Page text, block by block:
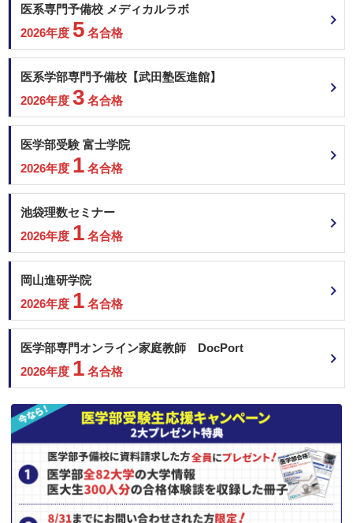
医系専門予備校 メディカルラボ
2026年度 5 名合格
医系学部専門予備校【武田塾医進館】
2026年度 3 名合格
医学部受験 富士学院
2026年度 1 名合格
池袋理数セミナー
2026年度 1 名合格
岡山進研学院
2026年度 1 名合格
医学部専門オンライン家庭教師 DocPort
2026年度 1 名合格